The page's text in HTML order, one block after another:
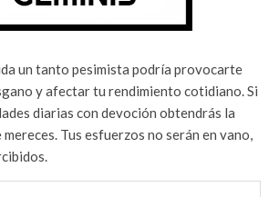
un tanto pesimista podría provocarte
y afectar tu rendimiento cotidiano. Si
diarias con devoción obtendrás la
Tus esfuerzos no serán en vano,